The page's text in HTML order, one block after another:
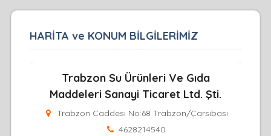
HARİTA ve KONUM BİLGİLERİMİZ
Trabzon Su Ürünleri Ve Gıda
Maddeleri Sanayi Ticaret Ltd. Şti.
Trabzon Caddesi No:68 Trabzon/Çarsibasi
4628214540